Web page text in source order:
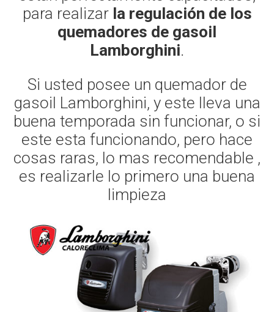
para realizar la regulación de los
quemadores de gasoil
Lamborghini.
Si usted posee un quemador de
gasoil Lamborghini, y este lleva una
buena temporada sin funcionar, o si
este esta funcionando, pero hace
cosas raras, lo mas recomendable ,
es realizarle lo primero una buena
limpieza